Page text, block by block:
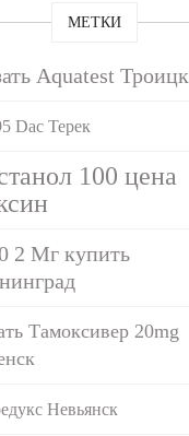
МЕТКИ
Aquatest Троицк
Dac Терек
100 цена
2 Мг купить
Тамоксивер 20mg
Невьянск